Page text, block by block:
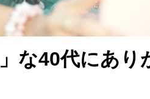
な40代にあり